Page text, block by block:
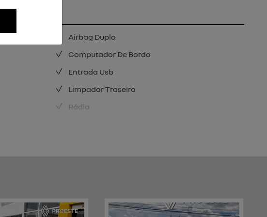
Airbag Duplo
Computador De Bordo
Entrada Usb
Limpador Traseiro
Rádio